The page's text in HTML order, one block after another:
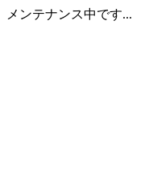
メンテナンス中です...